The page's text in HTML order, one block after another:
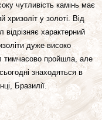
чутливість камінь має
хризоліт у золоті. Від
відрізняє характерний
дуже високо
тимчасово пройшла, але
знаходяться в
Бразилії.